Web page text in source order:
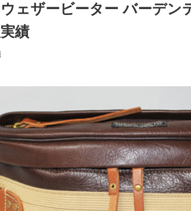
ェザービーター バーデン
績